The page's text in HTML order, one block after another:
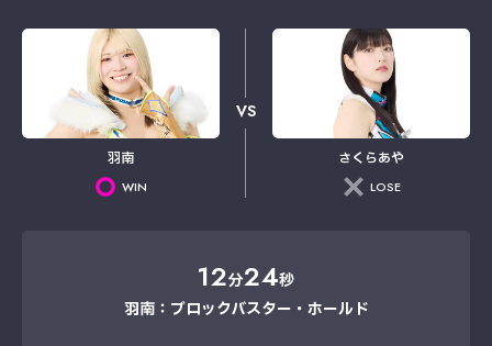
羽南
WIN
VS
さくらあや
LOSE
12分24秒
羽南：ブロックバスター・ホールド